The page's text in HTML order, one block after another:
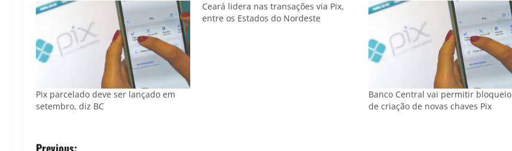
Pix parcelado deve ser lançado em
setembro, diz BC
Ceará lidera nas transações via Pix,
entre os Estados do Nordeste
Banco Central vai permitir bloqueio
de criação de novas chaves Pix
Previous: